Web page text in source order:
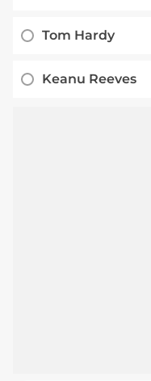
Tom Hardy
Keanu Reeves